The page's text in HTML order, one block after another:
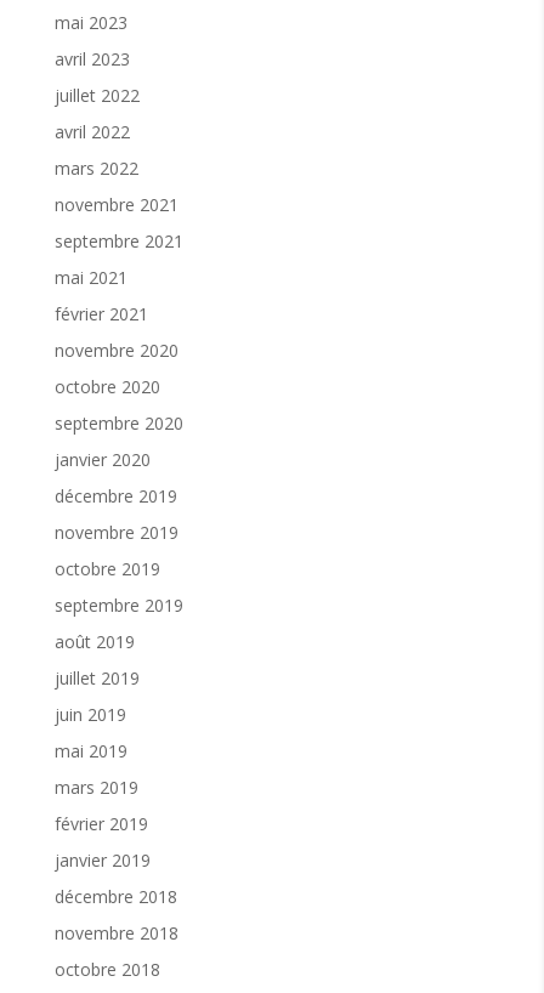
thème du féminin etdes 13 lunes.»
«Il est des femmes sauvages, des femmes
femmespudiques, des femmes louves, des femmes
enfants, des femmes mères, des femmes qui
des femmes qui se méprisent, des
femmesobnubilées par leur image, d’autres qui se
voudraient tout autres; mais pourquoi tant dehaine,
de douleur, de souffrance ? Que de temps nous
être femme, à apprendre à devenir soi, à apprendre
l’amour de soi, la confiance en soi, l’autorisation que
l’on sedonnerait, à commencer par sa propre mère, à
lignée, pour pouvoir alors se transmettre, comme
dans certaines tribus, notrecapacité à être femme,
sans plus se juger, mais en s’accueillant pleinement
et avecauthenticité: ce qui signifie dans l’Amour!»
«L’album «Les 13 Lunes» m’a tant parlé et troublé
reconnaissons toutes! Il y a forcément une
fascination pour ces personnages hautsen
couleurs, chatoyants, fragiles le plus souvent, mais
ô combien puissants, dans la volontéet la
Combien sont-elles, ces inconnues etcelles dont on
retient le nom, qui luttent chaque jour, pour qu’un
avenir meilleur soitpossible pour leurs semblables
et les générations futures, pour les animaux, êtres
porter la Vie dans leurs ventres ou dans leurs mots
?…Nous enfantons toutes des projets, quelle qu’en
soient la portée, nous incarnons l’essencemême du
féminin, et c’est ce féminin pluriel que Pascale décrit
qu’Un, le principe universel de la Vie dont le but
ultime est deconstruire le présent et de porter
l’avenir.»
«Pascale est pour moi une très belle rencontre, hors
de l’espace et du temps elle aussi, et jesouhaite à
mai 2023
avril 2023
juillet 2022
avril 2022
mars 2022
novembre 2021
septembre 2021
mai 2021
février 2021
novembre 2020
octobre 2020
septembre 2020
janvier 2020
décembre 2019
novembre 2019
octobre 2019
septembre 2019
août 2019
juillet 2019
juin 2019
mai 2019
mars 2019
février 2019
janvier 2019
décembre 2018
novembre 2018
octobre 2018